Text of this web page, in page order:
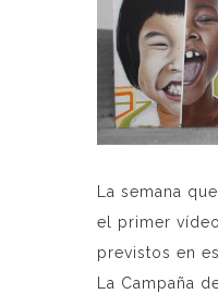
La semana
el primer
previstos en
La Campaña